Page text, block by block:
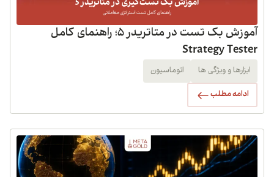
آموزش بک تست در متاتریدر 5؛ راهنمای کامل
Strategy Tester
ابزارها و ویژگی ها اتوماسیون
ادامه مطلب